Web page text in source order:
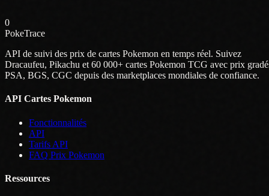
0
PokeTrace
API de suivi des prix de cartes Pokemon en temps réel. Suivez
Dracaufeu, Pikachu et 60 000+ cartes Pokemon TCG avec prix
PSA, BGS, CGC depuis des marketplaces mondiales de confiance.
API Cartes Pokemon
Fonctionnalités
API
Tarifs API
FAQ Prix Pokemon
Ressources